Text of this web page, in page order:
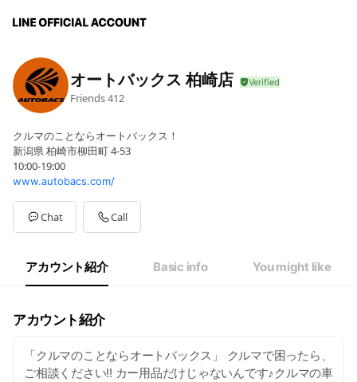
オートバックス 柏崎店
Friends412
クルマのことならオートバックス！
新潟県 柏崎市柳田町 4-53
10:00-19:00
www.autobacs.com/
Chat Call
アカウント紹介 Basic info You might like
アカウント紹介
「クルマのことならオートバックス」 クルマで困ったら、
ご相談ください!! カー用品だけじゃないんです♪クルマの車